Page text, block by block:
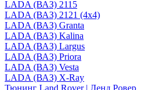
LADA (ВАЗ) 2115
LADA (ВАЗ) 2121 (4x4)
LADA (ВАЗ) Granta
LADA (ВАЗ) Kalina
LADA (ВАЗ) Largus
LADA (ВАЗ) Priora
LADA (ВАЗ) Vesta
LADA (ВАЗ) X-Ray
Тюнинг Land Rover | Ленд Ровер